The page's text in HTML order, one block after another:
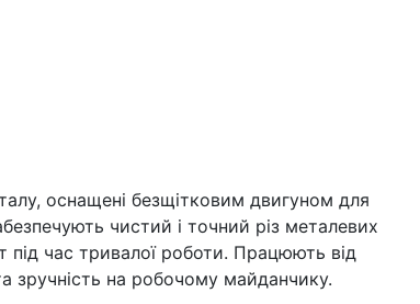
оснащені безщітковим двигуном для
чистий і точний різ металевих
під час тривалої роботи. Працюють від
зручність на робочому майданчику.